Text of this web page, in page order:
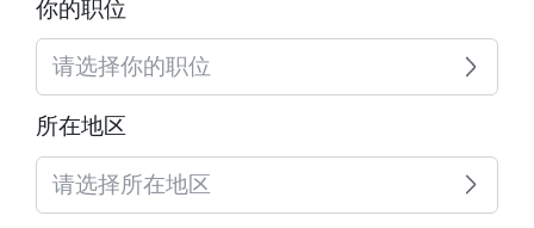
你的职位
请选择你的职位
所在地区
请选择所在地区